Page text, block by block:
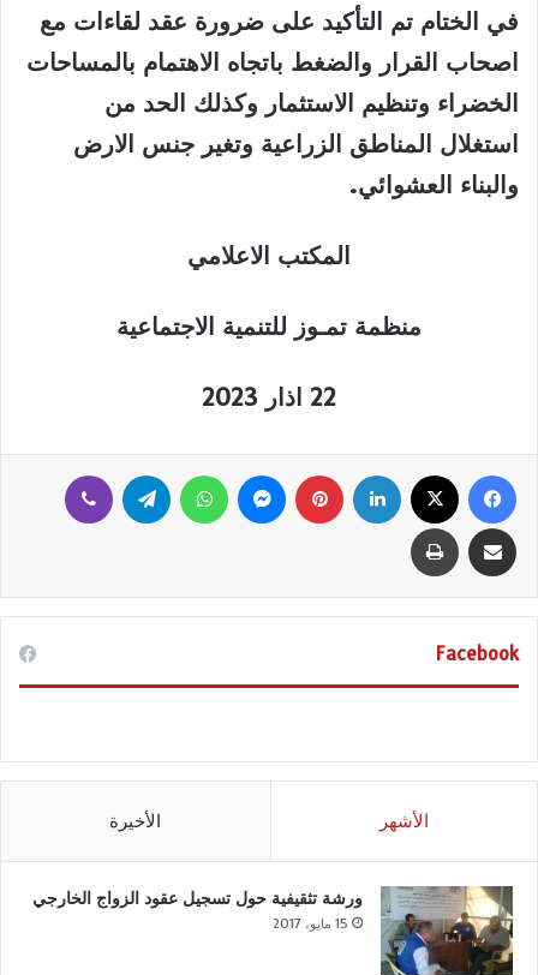
في الختام تم التأكيد على ضرورة عقد لقاءات مع
اصحاب القرار والضغط باتجاه الاهتمام بالمساحات
الخضراء وتنظيم الاستثمار وكذلك الحد من
استغلال المناطق الزراعية وتغير جنس الارض
والبناء العشوائي.
المكتب الاعلامي
منظمة تمـوز للتنمية الاجتماعية
22 اذار 2023
فيسبوك لينكدإن بينتيريست ماسنجر واتساب تيلقرام
مشاركة عبر البريد طباعة
Facebook
الأشهر الأخيرة
ورشة تثقيفية حول تسجيل عقود الزواج الخارجي
15 مايو، 2017